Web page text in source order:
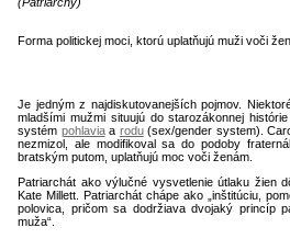
Forma politickej moci, ktorú uplatňujú muži voči
Je jedným z najdiskutovanejších pojmov.
mladšími mužmi situujú do starozákonnej
systém pohlaviaa rodu(sex/gender system).
nezmizol, ale modifikoval sa do podoby
bratským putom, uplatňujú moc voči ženám.
Patriarchát ako výlučné vysvetlenie útlaku žien
Kate Millett. Patriarchát chápe ako „inštitúciu,
polovica, pričom sa dodržiava dvojaký princíp
muža“.